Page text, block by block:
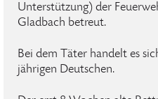
Unterstützung) der
Gladbach betreut.
Bei dem Täter handelt es
jährigen Deutschen.